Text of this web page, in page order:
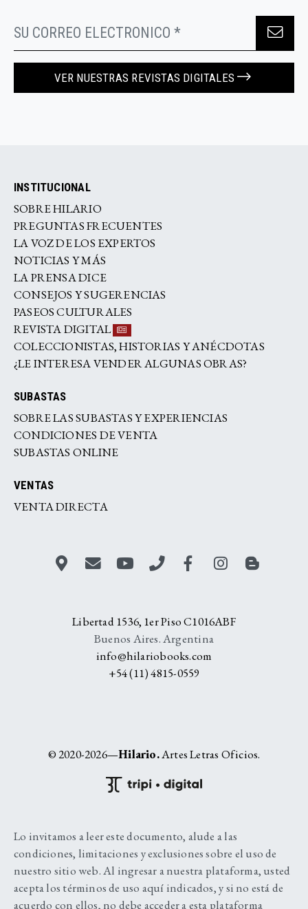
VER NUESTRAS REVISTAS DIGITALES
INSTITUCIONAL
SOBRE HILARIO
PREGUNTAS FRECUENTES
LA VOZ DE LOS EXPERTOS
NOTICIAS Y MÁS
LA PRENSA DICE
CONSEJOS Y SUGERENCIAS
PASEOS CULTURALES
REVISTA DIGITAL
COLECCIONISTAS, HISTORIAS Y ANÉCDOTAS
¿LE INTERESA VENDER ALGUNAS OBRAS?
SUBASTAS
SOBRE LAS SUBASTAS Y EXPERIENCIAS
CONDICIONES DE VENTA
SUBASTAS ONLINE
VENTAS
VENTA DIRECTA
Libertad 1536, 1er Piso C1016ABF
Buenos Aires. Argentina
info@hilariobooks.com
+54 (11) 4815-0559
© 2020-2026—Hilario.Artes Letras Oficios.
Lo invitamos a leer este documento, alude a las
condiciones, limitaciones y exclusiones sobre el uso de
nuestro sitio web. Al ingresar a nuestra plataforma, usted
acepta los términos de uso aquí indicados, y si no está de
acuerdo con ellos, no debe acceder a esta plataforma